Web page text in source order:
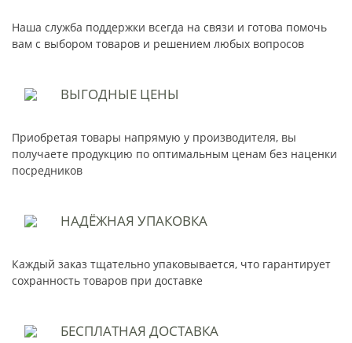
Наша служба поддержки всегда на связи и готова помочь
вам с выбором товаров и решением любых вопросов
ВЫГОДНЫЕ ЦЕНЫ
Приобретая товары напрямую у производителя, вы
получаете продукцию по оптимальным ценам без наценки
посредников
НАДЁЖНАЯ УПАКОВКА
Каждый заказ тщательно упаковывается, что гарантирует
сохранность товаров при доставке
БЕСПЛАТНАЯ ДОСТАВКА